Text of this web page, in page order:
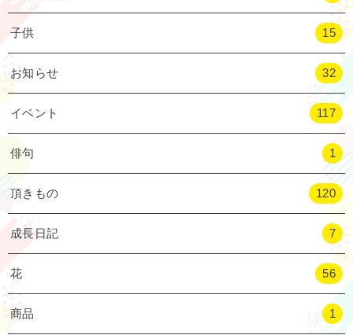
子供 15
お知らせ 32
イベント 117
俳句 1
頂きもの 120
成長日記 7
花 56
商品 1